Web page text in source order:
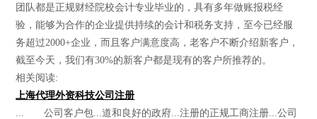
团队都是正规财经院校会计专业毕业的，具有多年做账报税经
验，能够为合作的企业提供持续的会计和税务支持，至今已经服
务超过2000+企业，而且客户满意度高，老客户不断介绍新客户，
截至今天，我们有30%的新客户都是现有的客户所推荐的。
相关阅读:
上海代理外资科技公司注册
... 公司客户包...道和良好的政府...注册的正规工商注册...公司